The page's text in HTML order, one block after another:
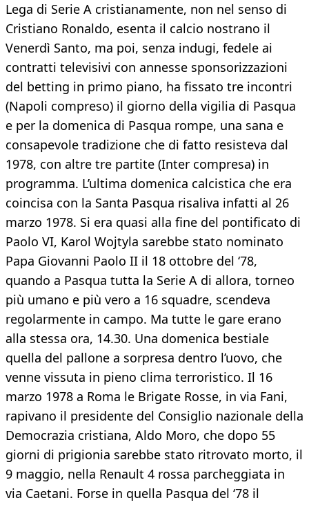
Lega di Serie A cristianamente, non nel senso di
Cristiano Ronaldo, esenta il calcio nostrano il
Venerdì Santo, ma poi, senza indugi, fedele ai
contratti televisivi con annesse sponsorizzazioni
del betting in primo piano, ha fissato tre incontri
(Napoli compreso) il giorno della vigilia di Pasqua
e per la domenica di Pasqua rompe, una sana e
consapevole tradizione che di fatto resisteva dal
1978, con altre tre partite (Inter compresa) in
programma. L’ultima domenica calcistica che era
coincisa con la Santa Pasqua risaliva infatti al 26
marzo 1978. Si era quasi alla fine del pontificato di
Paolo VI, Karol Wojtyla sarebbe stato nominato
Papa Giovanni Paolo II il 18 ottobre del ‘78,
quando a Pasqua tutta la Serie A di allora, torneo
più umano e più vero a 16 squadre, scendeva
regolarmente in campo. Ma tutte le gare erano
alla stessa ora, 14.30. Una domenica bestiale
quella del pallone a sorpresa dentro l’uovo, che
venne vissuta in pieno clima terroristico. Il 16
marzo 1978 a Roma le Brigate Rosse, in via Fani,
rapivano il presidente del Consiglio nazionale della
Democrazia cristiana, Aldo Moro, che dopo 55
giorni di prigionia sarebbe stato ritrovato morto, il
9 maggio, nella Renault 4 rossa parcheggiata in
via Caetani. Forse in quella Pasqua del ‘78 il